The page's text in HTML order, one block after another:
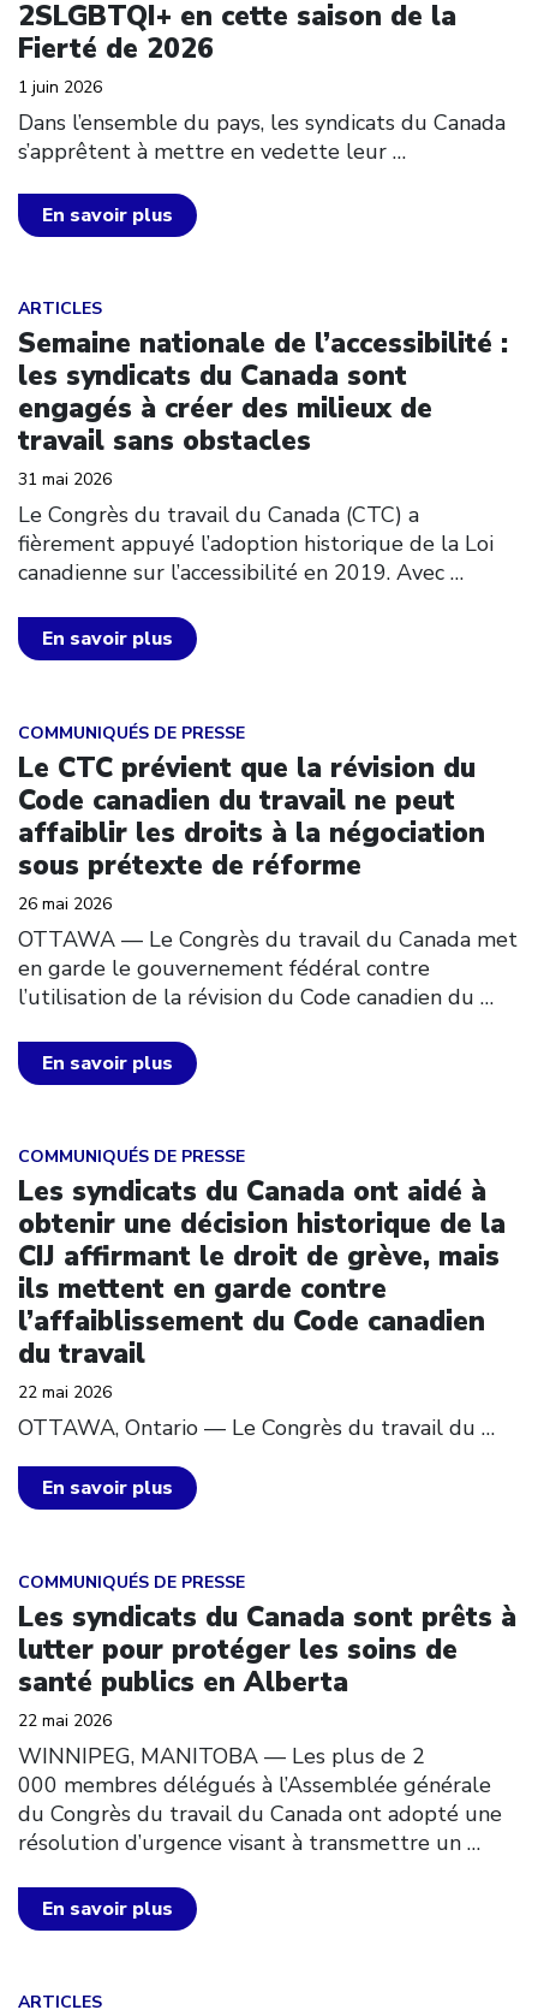
2SLGBTQI+ en cette saison de la
Fierté de 2026
1 juin 2026
Dans l’ensemble du pays, les syndicats du Canada
s’apprêtent à mettre en vedette leur …
En savoir plus
ARTICLES
Semaine nationale de l’accessibilité :
les syndicats du Canada sont
engagés à créer des milieux de
travail sans obstacles
31 mai 2026
Le Congrès du travail du Canada (CTC) a
fièrement appuyé l’adoption historique de la Loi
canadienne sur l’accessibilité en 2019. Avec …
En savoir plus
Click to open the link
COMMUNIQUÉS DE PRESSE
Le CTC prévient que la révision du
Code canadien du travail ne peut
affaiblir les droits à la négociation
sous prétexte de réforme
26 mai 2026
OTTAWA –– Le Congrès du travail du Canada met
en garde le gouvernement fédéral contre
l’utilisation de la révision du Code canadien du …
En savoir plus
Click to open the link
COMMUNIQUÉS DE PRESSE
Les syndicats du Canada ont aidé à
obtenir une décision historique de la
CIJ affirmant le droit de grève, mais
ils mettent en garde contre
l’affaiblissement du Code canadien
du travail
22 mai 2026
OTTAWA, Ontario — Le Congrès du travail du …
En savoir plus
Click to open the link
COMMUNIQUÉS DE PRESSE
Les syndicats du Canada sont prêts à
lutter pour protéger les soins de
santé publics en Alberta
22 mai 2026
WINNIPEG, MANITOBA — Les plus de 2
000 membres délégués à l’Assemblée générale
du Congrès du travail du Canada ont adopté une
résolution d’urgence visant à transmettre un …
En savoir plus
Click to open the link
ARTICLES
Click to open the link